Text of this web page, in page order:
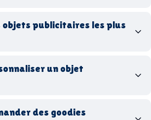
objets publicitaires les plus
tote bags publicitaires
goodies hi-tech
un objet
des goodies